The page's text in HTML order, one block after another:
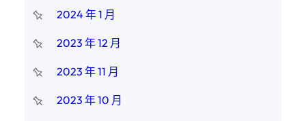
2024 年 1 月
2023 年 12 月
2023 年 11 月
2023 年 10 月